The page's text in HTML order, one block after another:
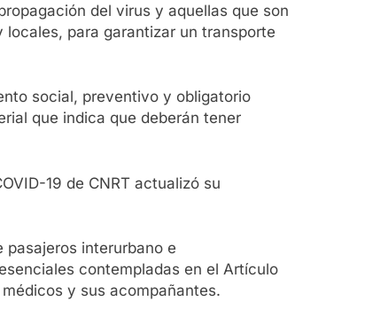
del virus y aquellas que son
para garantizar un transporte
social, preventivo y obligatorio
que indica que deberán tener
19 de CNRT actualizó su
interurbano e
contempladas en el Artículo
y sus acompañantes.